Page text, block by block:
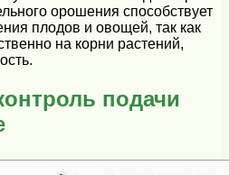
орошения способствует
плодов и овощей, так как
на корни растений,
подачи